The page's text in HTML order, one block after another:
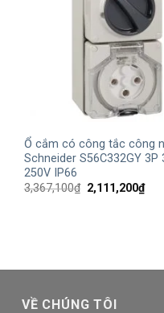
Ổ cắm có công tắc công
Schneider S56C332GY 3P
250V IP66
3,367,100₫ Giá
gốc
2,111,200₫Giá
hiện
VỀ CHÚNG TÔI